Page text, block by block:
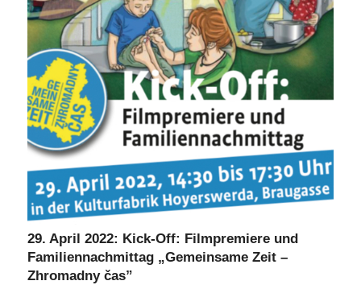
29. April 2022: Kick-Off: Filmpremiere und
Familiennachmittag „Gemeinsame Zeit –
Zhromadny čas”